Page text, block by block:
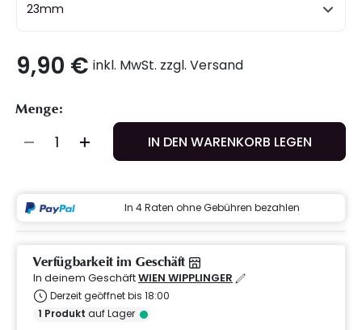
23mm
9,90 € inkl. MwSt. zzgl. Versand
Menge:
IN DEN WARENKORB LEGEN
In 4 Raten ohne Gebühren bezahlen
Verfügbarkeit im Geschäft
In deinem GeschäftWIEN WIPPLINGER
Derzeit geöffnet bis 18:00
1 Produkt auf Lager